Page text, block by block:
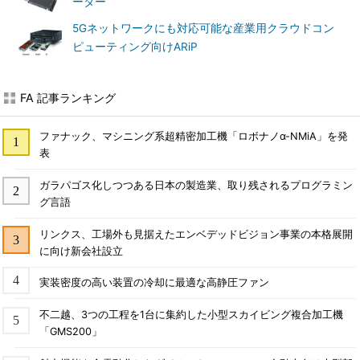
5Gネットワークにも対応可能な産業用クラウドコン
ピューティング向けARiP
FA 記事ランキング
ファナック、マシニング系超精密加工機「ロボナノα-NMiA」を発
表
ガラパゴス化しつつある日本の製造業、取り残されるプログラミン
グ言語
リンクス、工場外も見据えたエンベデッドビジョン事業の本格展開
に向け新会社設立
実装密度の高い装置の冷却に最適な高静圧ファン
不二越、3つの工程を1台に集約した小型スカイビング複合加工機
「GMS200」